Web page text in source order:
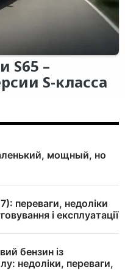
S65 –
S-класса
мощный, но
переваги, недоліки
і експлуатації
бензин із
недоліки, переваги,